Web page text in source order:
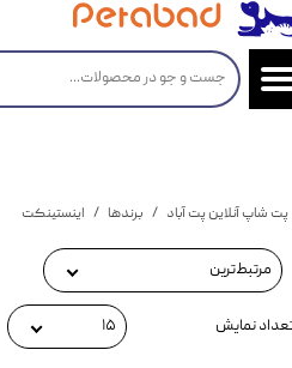
پت شاپ آنلاین پت آباد برندها اینستینکت
مرتبط‌ترین
نمایش ۱۵